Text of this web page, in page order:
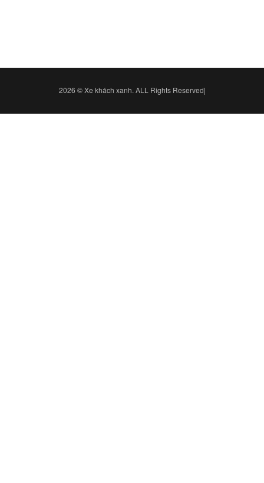
2026 © Xe khách xanh. ALL Rights Reserved|